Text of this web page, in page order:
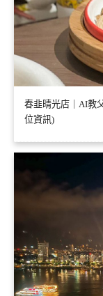
春韭晴光店｜AI教
位資訊)